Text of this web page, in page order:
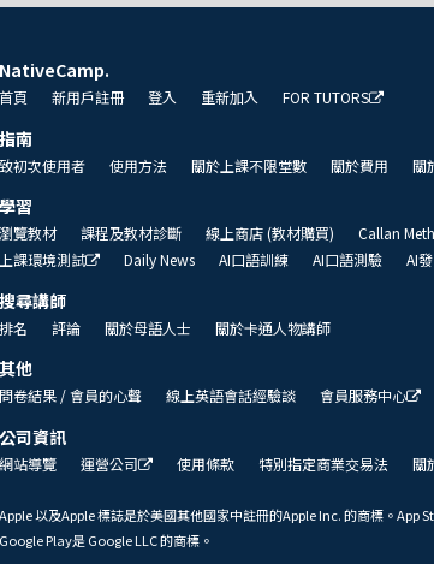
NativeCamp.
首頁 新用戶註冊 登入 重新加入 FOR TUTORS
指南
致初次使用者 使用方法 關於上課不限堂數 關於費用 關
學習
瀏覽教材 課程及教材診斷 線上商店 (教材購買) Callan
上課環境測試
Daily News AI口語訓練 AI口語測驗 AI
搜尋講師
排名 評論 關於母語人士 關於卡通人物講師
其他
問卷結果 / 會員的心聲 線上英語會話經驗談 會員服務中心
公司資訊
網站導覽 運營公司 使用條款 特別指定商業交易法 關
Apple 以及Apple 標誌是於美國其他國家中註冊的Apple Inc. 的商標。App
Google Play是 Google LLC 的商標。